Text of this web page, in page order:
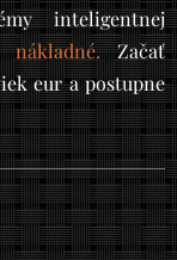
inteligentnej
Začať
eur a postupne